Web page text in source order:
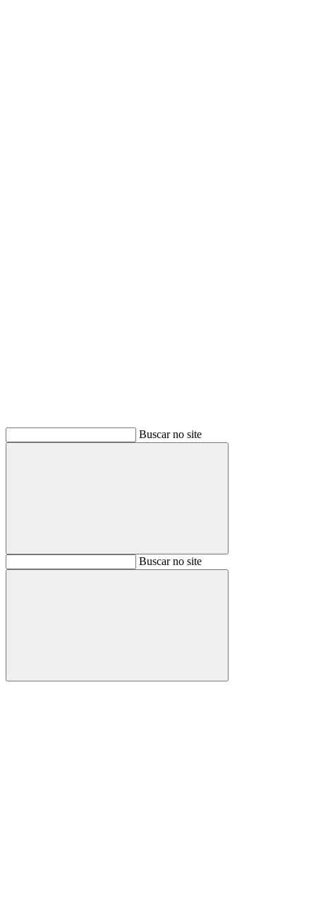
Buscar no site
BuscarBuscar no site
Buscar